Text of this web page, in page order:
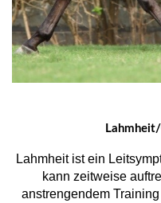
Lahmheit ist ein
kann zeitweise
anstrengendem